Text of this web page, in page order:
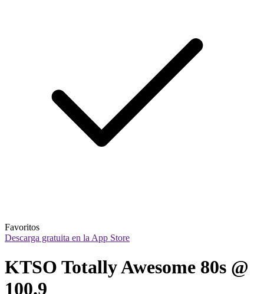
Favoritos
Descarga gratuita en la App Store
KTSO Totally Awesome 80s @
100.9